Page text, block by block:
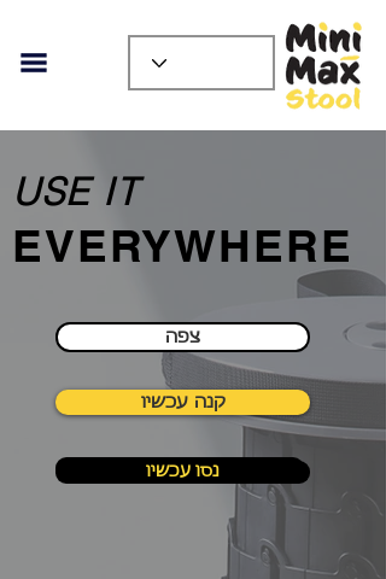
USE IT
EVERYWHERE
צפה
קנה עכשיו
נסו עכשיו
נסו עכשיו